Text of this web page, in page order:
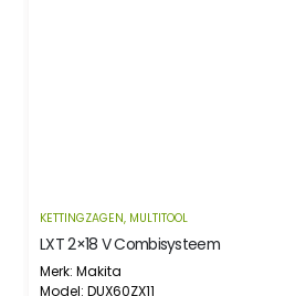
KETTINGZAGEN, MULTITOOL
LXT 2×18 V Combisysteem
Merk: Makita
Model: DUX60ZX11